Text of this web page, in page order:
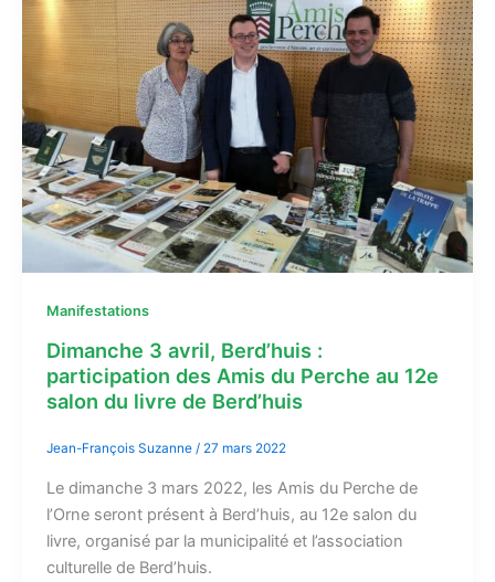
Manifestations
Dimanche 3 avril, Berd’huis :
participation des Amis du Perche au 12e
salon du livre de Berd’huis
Jean-François Suzanne / 27 mars 2022
Le dimanche 3 mars 2022, les Amis du Perche de
l’Orne seront présent à Berd’huis, au 12e salon du
livre, organisé par la municipalité et l’association
culturelle de Berd’huis.